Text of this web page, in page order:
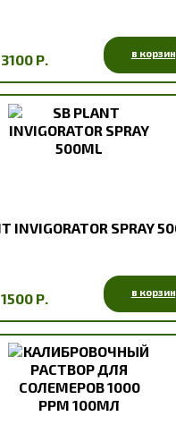
3100 Р. в
INVIGORATOR SPRAY
1500 Р. в